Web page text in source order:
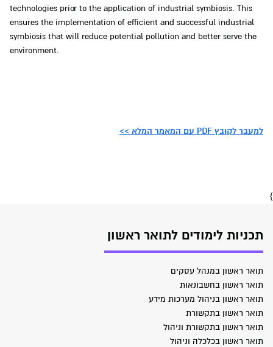
technologies prior to the application of industrial symbiosis. This
ensures the implementation of efficient and successful industrial
symbiosis that will reduce potential pollution and better serve the
environment.
למעבר לקובץ PDF עם המאמר המלא >>
}
תכניות לימודים לתואר ראשון
תואר ראשון במנהל עסקים
תואר ראשון בחשבונאות
תואר ראשון בניהול מערכות מידע
תואר ראשון בתקשורת
תואר ראשון בתקשורת וניהול
תואר ראשון בכלכלה וניהול